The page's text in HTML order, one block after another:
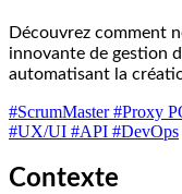
Découvrez comment
innovante de gestion
automatisant la
#ScrumMaster #Proxy
#UX/UI #API #DevOps
Contexte